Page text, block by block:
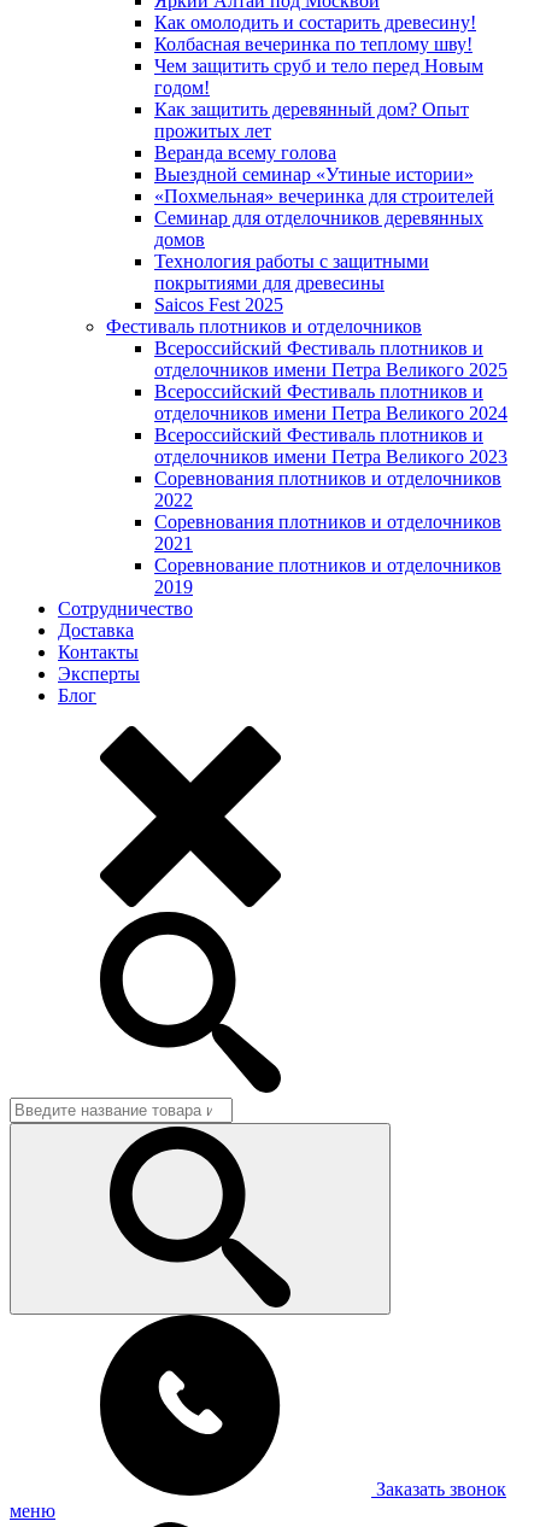
Как омолодить и состарить древесину!
Колбасная вечеринка по теплому шву!
Чем защитить сруб и тело перед Новым
годом!
Как защитить деревянный дом? Опыт
прожитых лет
Веранда всему голова
Выездной семинар «Утиные истории»
«Похмельная» вечеринка для строителей
Семинар для отделочников деревянных
домов
Технология работы с защитными
покрытиями для древесины
Saicos Fest 2025
Фестиваль плотников и отделочников
Всероссийский Фестиваль плотников и
отделочников имени Петра Великого 2025
Всероссийский Фестиваль плотников и
отделочников имени Петра Великого 2024
Всероссийский Фестиваль плотников и
отделочников имени Петра Великого 2023
Соревнования плотников и отделочников
2022
Соревнования плотников и отделочников
2021
Соревнование плотников и отделочников
2019
Сотрудничество
Доставка
Контакты
Эксперты
Блог
Заказать звонок
меню